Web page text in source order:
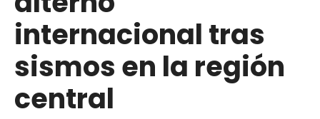
internacional tras
sismos en la región
central